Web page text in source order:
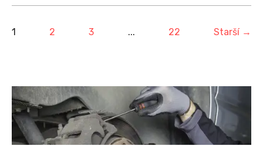
1 2 3 ... 22 Starší →